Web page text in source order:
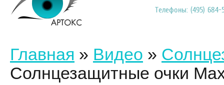
Телефоны: (495) 684-
Главная » Видео »
Солнцезащитные очки